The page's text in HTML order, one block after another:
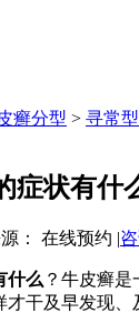
癣分型 > 寻常
症状有什
： 在线预约 |
什么 ？牛皮癣
干及早发现